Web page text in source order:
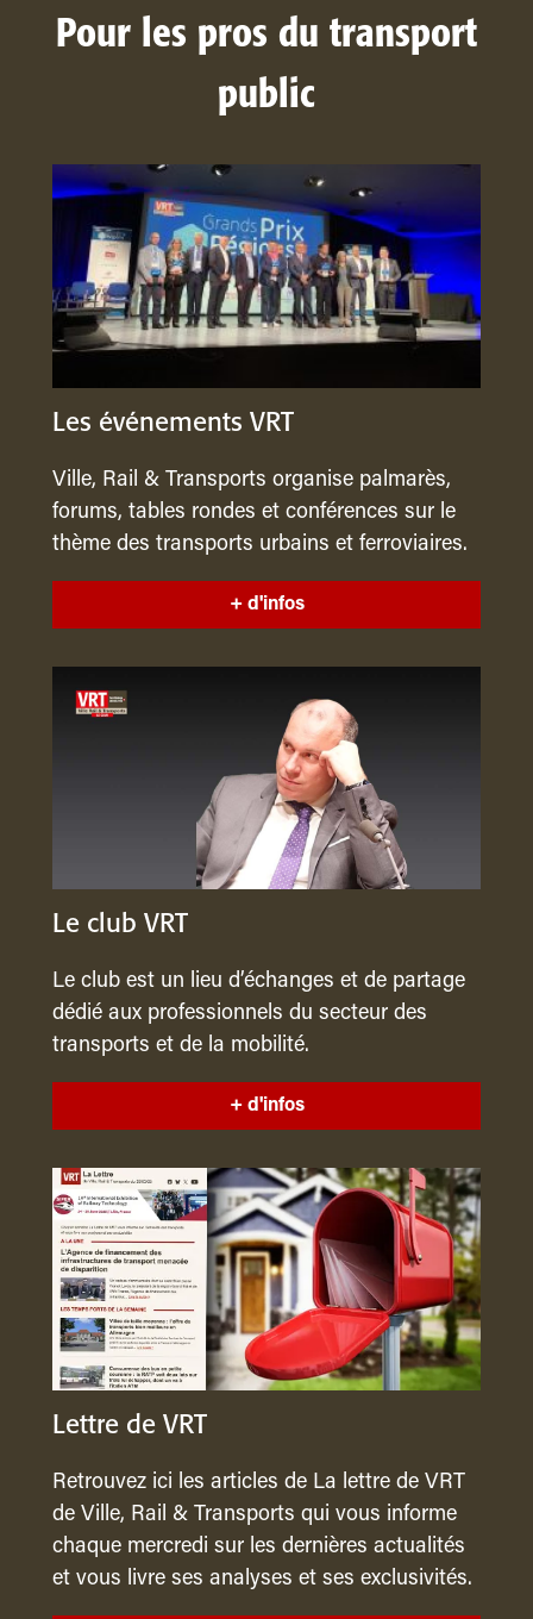
Pour les pros du transport
public
Les événements VRT
Ville, Rail & Transports organise palmarès,
forums, tables rondes et conférences sur le
thème des transports urbains et ferroviaires.
+ d'infos
Le club VRT
Le club est un lieu d’échanges et de partage
dédié aux professionnels du secteur des
transports et de la mobilité.
+ d'infos
Lettre de VRT
Retrouvez ici les articles de La lettre de VRT
de Ville, Rail & Transports qui vous informe
chaque mercredi sur les dernières actualités
et vous livre ses analyses et ses exclusivités.